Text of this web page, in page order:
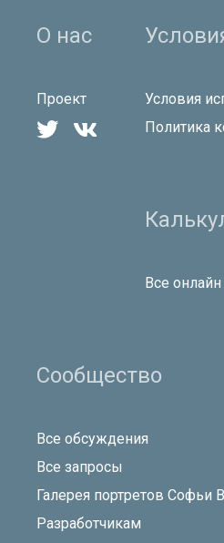
О нас
Проект
 
Условия
Политика
Все
Сообщество
Все обсуждения
Все запросы
Галерея портретов Софьи
Разработчикам